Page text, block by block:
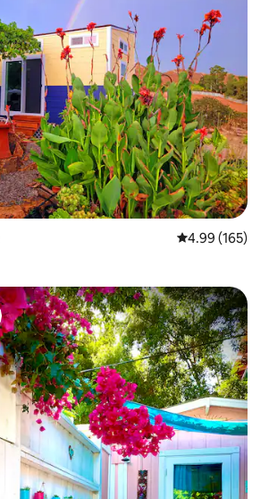
औसत रेटिंग 5 में से
4.99 (165)